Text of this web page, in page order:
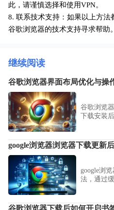
此，请谨慎选择和使用VPN。
8. 联系技术支持：如果以上方
谷歌浏览器的技术支持寻求帮助。
继续阅读
谷歌浏览器界面布局优化与操
谷歌浏览
下载安装
google浏览器浏览器下载更新
google浏
法，通过